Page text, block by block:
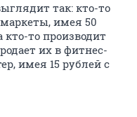
так: кто-то
имея 50
то производит
их в фитнес-
имея 15 рублей с